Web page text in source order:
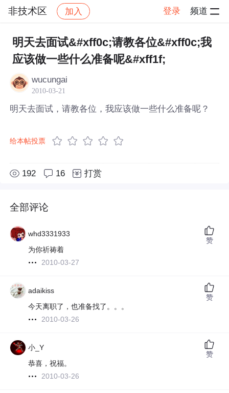
非技术区 加入 登录 频道
社区 非技术区 帖子详情
明天去面试&#xff0c;请教各位&#xff0c;我
应该做一些什么准备呢&#xff1f;
wucungai
2010-03-21
明天去面试，请教各位，我应该做一些什么准备呢？
给本帖投票
192 16 打赏
全部评论
whd3331933
为你祈祷着
2010-03-27
赞
adaikiss
今天离职了，也准备找了。。。
2010-03-26
赞
小_Y
恭喜，祝福。
2010-03-26
赞